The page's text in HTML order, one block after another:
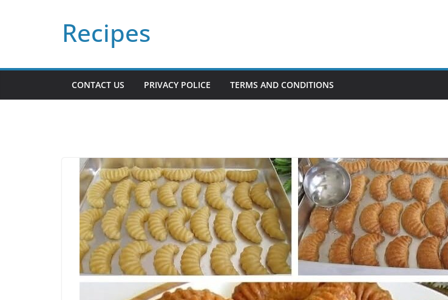
Recipes
CONTACT US PRIVACY POLICE TERMS AND CONDITIONS